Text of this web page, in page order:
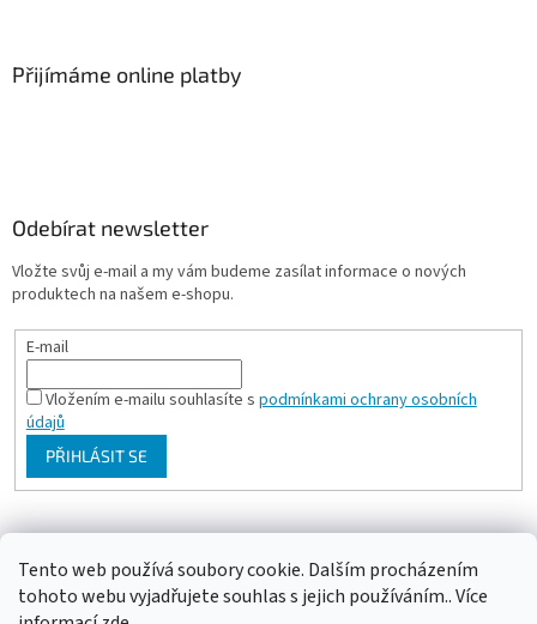
Tento web používá soubory cookie. Dalším procházením
tohoto webu vyjadřujete souhlas s jejich používáním.. Více
Přijímáme online platby
Odebírat newsletter
Vložte svůj e-mail a my vám budeme zasílat informace o nových
produktech na našem e-shopu.
E-mail
Vložením e-mailu souhlasíte s podmínkami ochrany osobních
údajů
PŘIHLÁSIT SE